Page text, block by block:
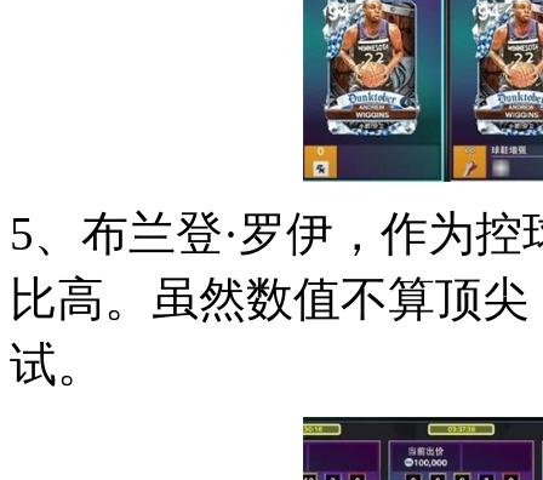
5、布兰登·罗伊，作为
比高。虽然数值不算顶
试。